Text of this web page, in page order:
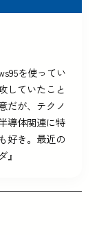
を使ってい
していたこと
だが、テクノ
導体関連に特
好き。最近の